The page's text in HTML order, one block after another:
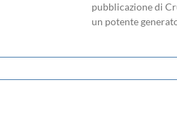
pubblicazione di
un potente